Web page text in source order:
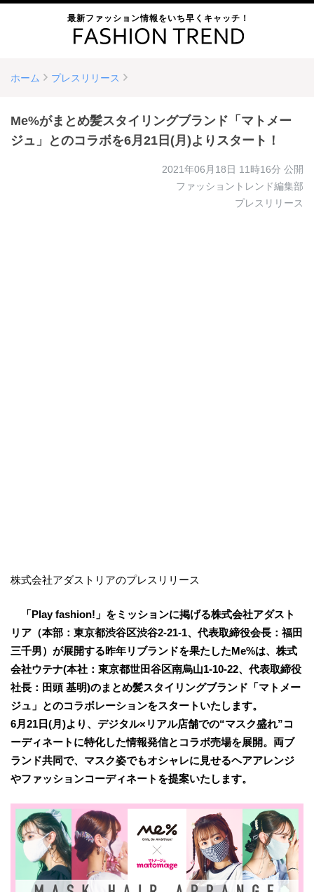
最新ファッション情報をいち早くキャッチ！
ホーム プレスリリース
Me%がまとめ髪スタイリングブランド「マトメー
ジュ」とのコラボを6月21日(月)よりスタート！
2021年06月18日 11時16分 公開
ファッショントレンド編集部
プレスリリース
株式会社アダストリアのプレスリリース
「Play fashion!」をミッションに掲げる株式会社アダスト
リア（本部：東京都渋谷区渋谷2-21-1、代表取締役会長：福田
三千男）が展開する昨年リブランドを果たしたMe%は、株式
会社ウテナ(本社：東京都世田谷区南烏山1-10-22、代表取締役
社長：田頭 基明)のまとめ髪スタイリングブランド「マトメー
ジュ」とのコラボレーションをスタートいたします。
6月21日(月)より、デジタル×リアル店舗での“マスク盛れ”コ
ーディネートに特化した情報発信とコラボ売場を展開。両ブ
ランド共同で、マスク姿でもオシャレに見せるヘアアレンジ
やファッションコーディネートを提案いたします。